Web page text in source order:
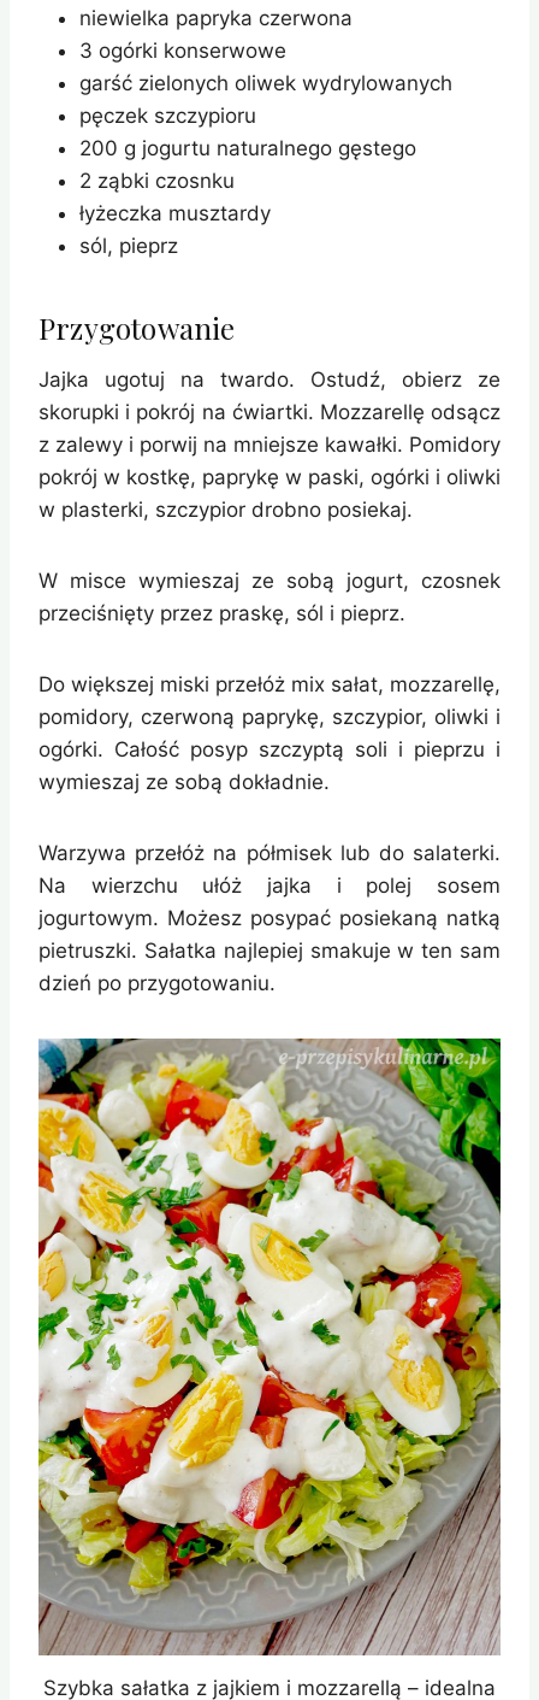
niewielka papryka czerwona
3 ogórki konserwowe
garść zielonych oliwek wydrylowanych
pęczek szczypioru
200 g jogurtu naturalnego gęstego
2 ząbki czosnku
łyżeczka musztardy
sól, pieprz
Przygotowanie
Jajka ugotuj na twardo. Ostudź, obierz ze
skorupki i pokrój na ćwiartki. Mozzarellę odsącz
z zalewy i porwij na mniejsze kawałki. Pomidory
pokrój w kostkę, paprykę w paski, ogórki i oliwki
w plasterki, szczypior drobno posiekaj.
W misce wymieszaj ze sobą jogurt, czosnek
przeciśnięty przez praskę, sól i pieprz.
Do większej miski przełóż mix sałat, mozzarellę,
pomidory, czerwoną paprykę, szczypior, oliwki i
ogórki. Całość posyp szczyptą soli i pieprzu i
wymieszaj ze sobą dokładnie.
Warzywa przełóż na półmisek lub do salaterki.
Na wierzchu ułóż jajka i polej sosem
jogurtowym. Możesz posypać posiekaną natką
pietruszki. Sałatka najlepiej smakuje w ten sam
dzień po przygotowaniu.
Szybka sałatka z jajkiem i mozzarellą – idealna